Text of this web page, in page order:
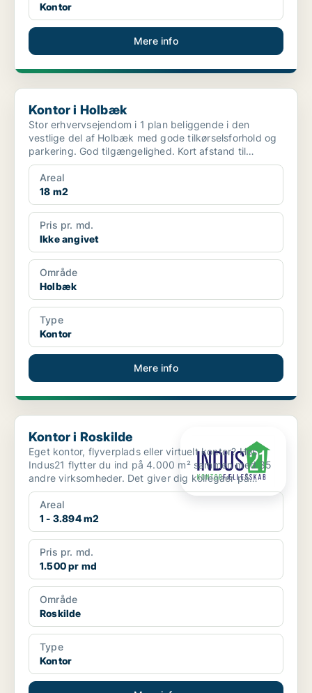
Kontor
Mere info
Kontor i Holbæk
Kontor i Holbæk
Stor erhvervsejendom i 1 plan beliggende i den
vestlige del af Holbæk med gode tilkørselsforhold og
parkering. God tilgængelighed. Kort afstand til
offentlig...
Areal
18 m2
Pris pr. md.
Ikke angivet
Område
Holbæk
Type
Kontor
Mere info
Kontor i Roskilde
Kontor i Roskilde
Eget kontor, flyverplads eller virtuelt kontor? Hos
Indus21 flytter du ind på 4.000 m² sammen med 35
andre virksomheder. Det giver dig kollegaer på
gangen, u...
Areal
1 - 3.894 m2
Pris pr. md.
1.500 pr md
Område
Roskilde
Type
Kontor